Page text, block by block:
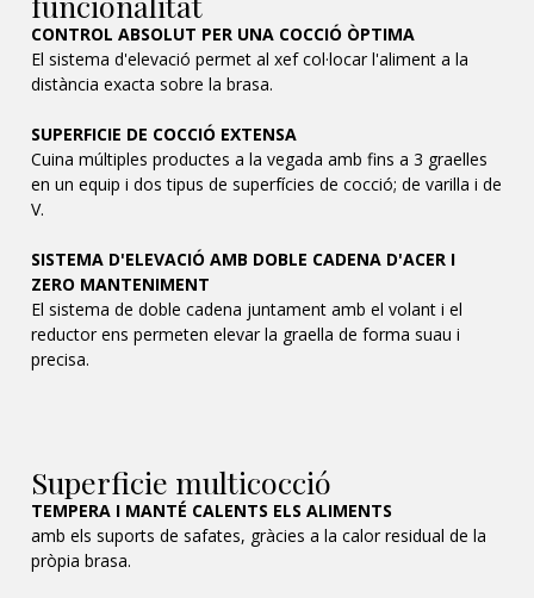
CONTROL ABSOLUT PER UNA COCCIÓ ÒPTIMA
El sistema d'elevació permet al xef col·locar l'aliment a la
distància exacta sobre la brasa.
SUPERFICIE DE COCCIÓ EXTENSA
Cuina múltiples productes a la vegada amb fins a 3 graelles
en un equip i dos tipus de superfícies de cocció; de varilla i de
V.
SISTEMA D'ELEVACIÓ AMB DOBLE CADENA D'ACER I
ZERO MANTENIMENT
El sistema de doble cadena juntament amb el volant i el
reductor ens permeten elevar la graella de forma suau i
precisa.
Superficie multicocció
TEMPERA I MANTÉ CALENTS ELS ALIMENTS
amb els suports de safates, gràcies a la calor residual de la
pròpia brasa.